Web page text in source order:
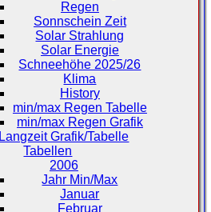
Regen
Sonnschein Zeit
Solar Strahlung
Solar Energie
Schneehöhe 2025/26
Klima
History
min/max Regen Tabelle
min/max Regen Grafik
Langzeit Grafik/Tabelle
Tabellen
2006
Jahr Min/Max
Januar
Februar